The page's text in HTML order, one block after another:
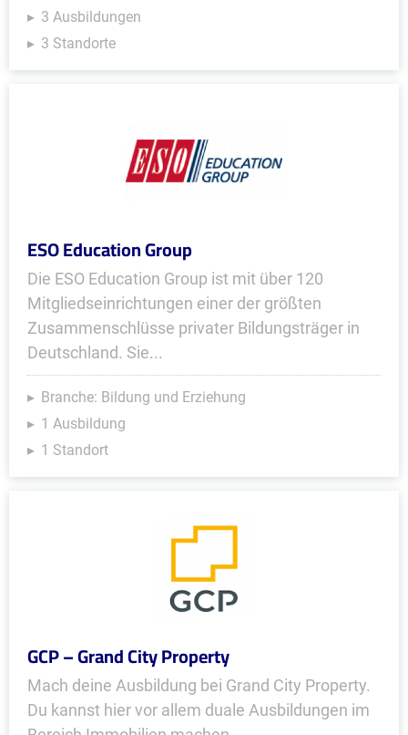
3 Ausbildungen
3 Standorte
ESO Education Group
Die ESO Education Group ist mit über 120
Mitgliedseinrichtungen einer der größten
Zusammenschlüsse privater Bildungsträger in
Deutschland. Sie...
Branche: Bildung und Erziehung
1 Ausbildung
1 Standort
GCP – Grand City Property
Mach deine Ausbildung bei Grand City Property.
Du kannst hier vor allem duale Ausbildungen im